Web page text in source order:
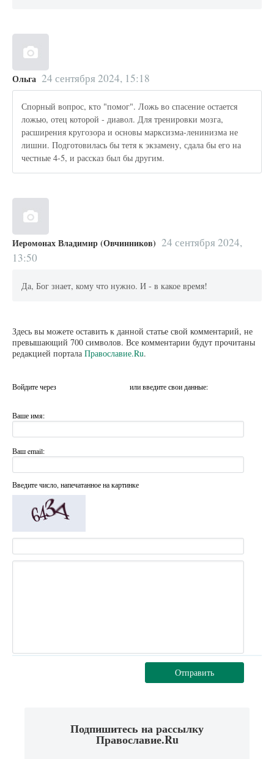
Ольга 24 сентября 2024, 15:18
Спорный вопрос, кто "помог". Ложь во спасение остается
ложью, отец которой - диавол. Для тренировки мозга,
расширения кругозора и основы марксизма-ленинизма не
лишни. Подготовилась бы тетя к экзамену, сдала бы его на
честные 4-5, и рассказ был бы другим.
Иеромонах Владимир (Овчинников) 24 сентября 2024,
13:50
Да, Бог знает, кому что нужно. И - в какое время!
Здесь вы можете оставить к данной статье свой комментарий, не
превышающий 700 символов. Все комментарии будут прочитаны
редакцией портала Православие.Ru.
Войдите через или введите свои данные:
Ваше имя:
Ваш email:
Введите число, напечатанное на картинке
Отправить
Подпишитесь на рассылку
Православие.Ru